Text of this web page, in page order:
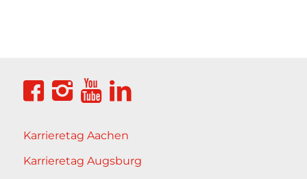
Karrieretag Aachen
Karrieretag Augsburg